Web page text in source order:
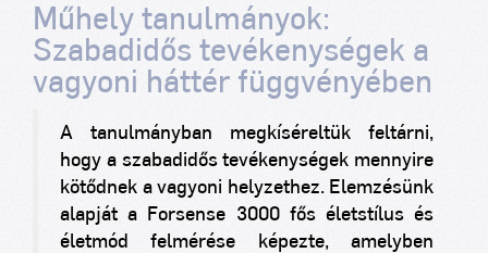
Műhely tanulmányok:
Szabadidős tevékenységek a
vagyoni háttér függvényében
A tanulmányban megkíséreltük feltárni,
hogy a szabadidős tevékenységek mennyire
kötődnek a vagyoni helyzethez. Elemzésünk
alapját a Forsense 3000 fős életstílus és
életmód felmérése képezte, amelyben